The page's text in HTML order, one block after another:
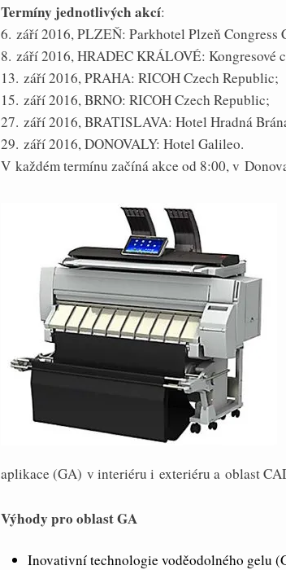
Termíny jednotlivých akcí:
6. září 2016, PLZEŇ: Parkhotel Plzeň Congress
8. září 2016, HRADEC KRÁLOVÉ: Kongresové
13. září 2016, PRAHA: RICOH Czech Republic;
15. září 2016, BRNO: RICOH Czech Republic;
27. září 2016, BRATISLAVA: Hotel Hradná
29. září 2016, DONOVALY: Hotel Galileo.
V každém termínu začíná akce od 8:00, v
aplikace (GA) v interiéru i exteriéru a oblast
Výhody pro oblast GA
Inovativní technologie voděodolného gelu